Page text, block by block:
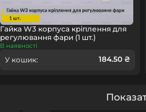
Гайка W3 корпуса кріплення для
регулювання фари (1 шт.)
В наявності
У кошик: 184.50 ₴